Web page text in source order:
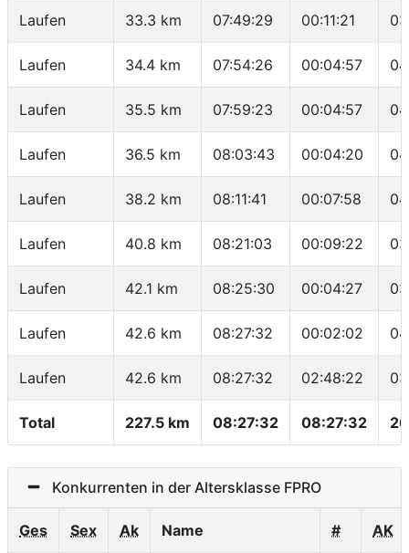
Laufen 33.3 km 07:49:29 00:11:21
Laufen 34.4 km 07:54:26 00:04:57
Laufen 35.5 km 07:59:23 00:04:57
Laufen 36.5 km 08:03:43 00:04:20
Laufen 38.2 km 08:11:41 00:07:58
Laufen 40.8 km 08:21:03 00:09:22
Laufen 42.1 km 08:25:30 00:04:27
Laufen 42.6 km 08:27:32 00:02:02
Laufen 42.6 km 08:27:32 02:48:22
Total 227.5 km 08:27:32 08:27:32
Konkurrenten in der Altersklasse FPRO
Ges Sex Ak Name # AK